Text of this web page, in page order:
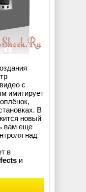
с
имитирует
В
новый
вам еще
над
в
и